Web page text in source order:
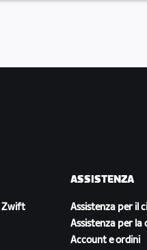
Zwift
ASSISTENZA
Assistenza per il
Assistenza per la
Account e ordini